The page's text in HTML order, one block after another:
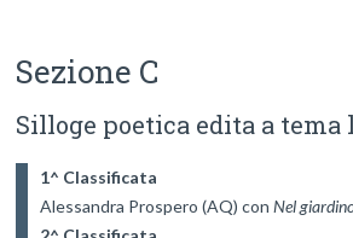
Sezione C
Silloge poetica edita a tema
1^ Classificata
Alessandra Prospero (AQ) con Nel